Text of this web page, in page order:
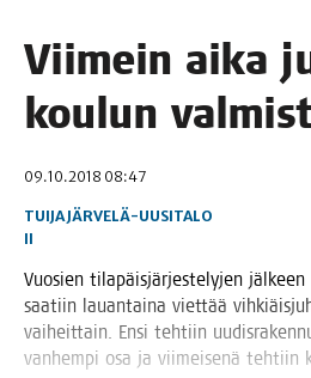
Vii­mein aika
kou­lun
09.10.2018 08:47
TUIJA JÄRVELÄ-UUSITALO
II
Vuo­sien tila­päis­jär­jes­te­ly­jen
saa­tiin lau­an­tai­na viet­tää
vai­heit­tain. Ensi teh­tiin
van­hem­pi osa ja vii­mei­se­nä teh­tiin